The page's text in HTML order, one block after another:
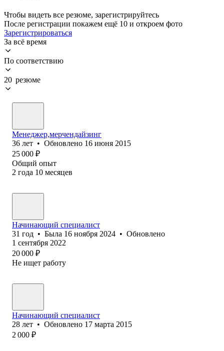
Чтобы видеть все резюме, зарегистрируйтесь
После регистрации покажем ещё 10 и откроем фото
Зарегистрироваться
За всё время
По соответствию
20 резюме
Менеджер,мерчендайзинг
36 лет • Обновлено 16 июня 2015
25 000 ₽
Общий опыт
2 года 10 месяцев
Начинающий специалист
31 год • Была 16 ноября 2024 • Обновлено
1 сентября 2022
20 000 ₽
Не ищет работу
Начинающий специалист
28 лет • Обновлено 17 марта 2015
2 000 ₽